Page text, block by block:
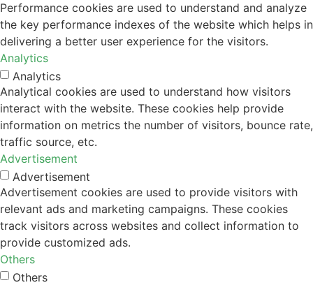
Performance cookies are used to understand and analyze
the key performance indexes of the website which helps in
delivering a better user experience for the visitors.
Analytics
Analytics
Analytical cookies are used to understand how visitors
interact with the website. These cookies help provide
information on metrics the number of visitors, bounce rate,
traffic source, etc.
Advertisement
Advertisement
Advertisement cookies are used to provide visitors with
relevant ads and marketing campaigns. These cookies
track visitors across websites and collect information to
provide customized ads.
Others
Others